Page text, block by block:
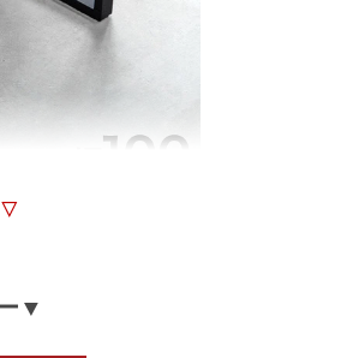
ございました。
ました。
▽
▼